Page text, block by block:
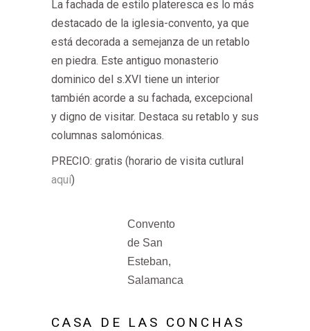
La fachada de estilo plateresca es lo más
destacado de la iglesia-convento, ya que
está decorada a semejanza de un retablo
en piedra. Este antiguo monasterio
dominico del s.XVI tiene un interior
también acorde a su fachada, excepcional
y digno de visitar. Destaca su retablo y sus
columnas salomónicas.
PRECIO: gratis (horario de visita cutlural
aquí)
Convento
de San
Esteban,
Salamanca
CASA DE LAS CONCHAS